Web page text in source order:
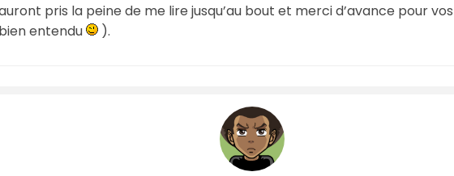
pris la peine de me lire jusqu’au bout et merci d’avance pour
entendu
).